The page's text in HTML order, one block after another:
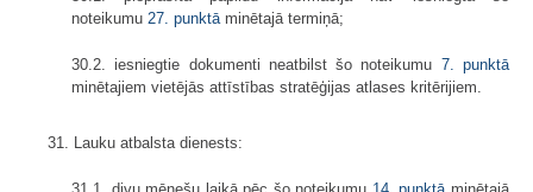
noteikumu 27. punktāminētajā termiņā;
30.2. iesniegtie dokumenti neatbilst šo noteikumu 7. punktā
minētajiem vietējās attīstības stratēģijas atlases kritērijiem.
31. Lauku atbalsta dienests: